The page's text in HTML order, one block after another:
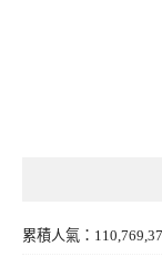
累積人氣：